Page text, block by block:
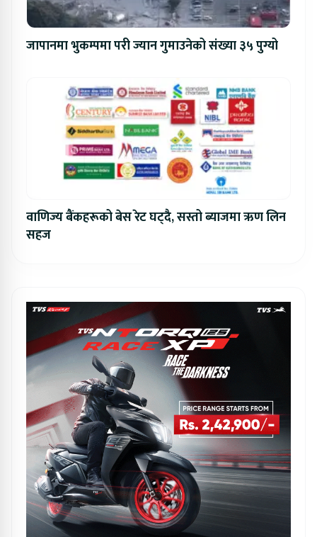
जापानमा भुकम्पमा परी ज्यान गुमाउनेको संख्या ३५ पुग्यो
वाणिज्य बैंकहरूको बेस रेट घट्दै, सस्तो ब्याजमा ऋण लिन
सहज